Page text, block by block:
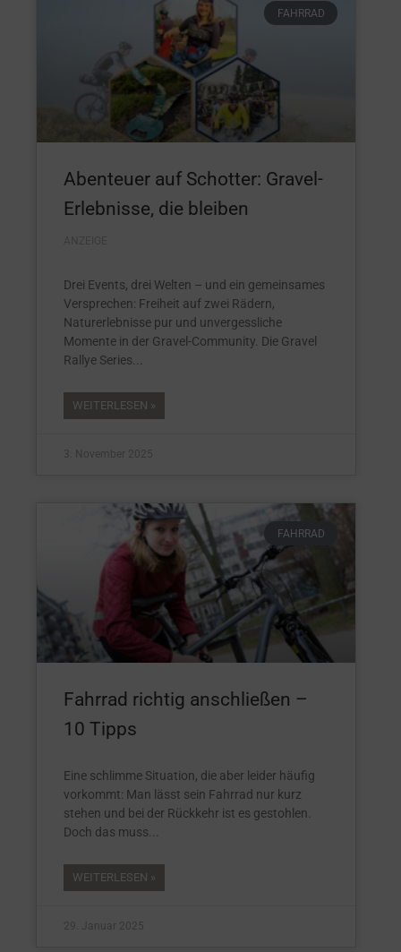
FAHRRAD
Abenteuer auf Schotter: Gravel-
Erlebnisse, die bleiben
Drei Events, drei Welten – und ein gemeinsames
Versprechen: Freiheit auf zwei Rädern,
Naturerlebnisse pur und unvergessliche
Momente in der Gravel-Community. Die Gravel
Rallye Series
WEITERLESEN »
3. November 2025
FAHRRAD
Fahrrad richtig anschließen –
10 Tipps
Eine schlimme Situation, die aber leider häufig
vorkommt: Man lässt sein Fahrrad nur kurz
stehen und bei der Rückkehr ist es gestohlen.
Doch das muss
WEITERLESEN »
29. Januar 2025